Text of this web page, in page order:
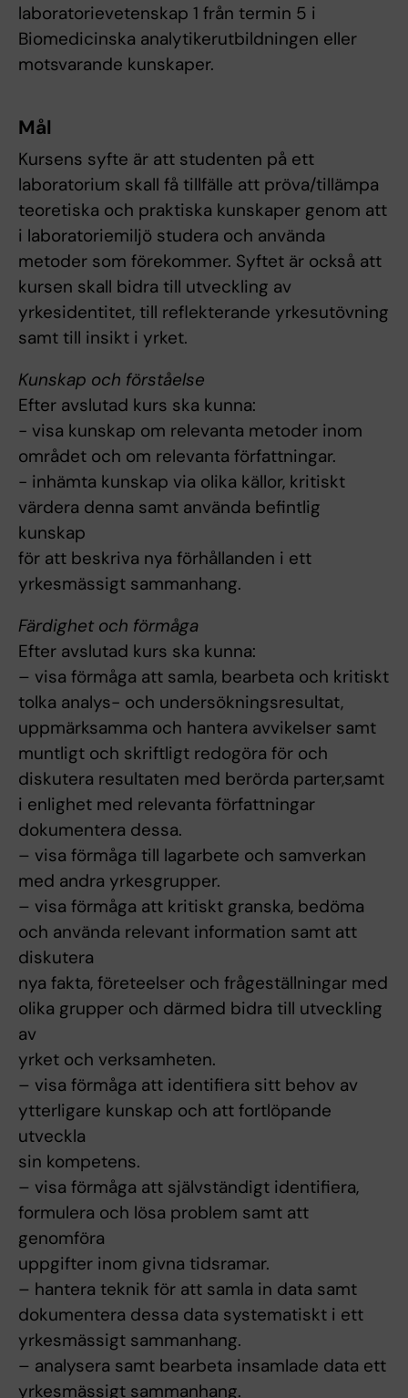
laboratorievetenskap 1 från termin 5 i
Biomedicinska analytikerutbildningen eller
motsvarande kunskaper.
Mål
Kursens syfte är att studenten på ett
laboratorium skall få tillfälle att pröva/tillämpa
teoretiska och praktiska kunskaper genom att
i laboratoriemiljö studera och använda
metoder som förekommer. Syftet är också att
kursen skall bidra till utveckling av
yrkesidentitet, till reflekterande yrkesutövning
samt till insikt i yrket.
Kunskap och förståelse
Efter avslutad kurs ska kunna:
- visa kunskap om relevanta metoder inom
området och om relevanta författningar.
- inhämta kunskap via olika källor, kritiskt
värdera denna samt använda befintlig
kunskap
för att beskriva nya förhållanden i ett
yrkesmässigt sammanhang.
Färdighet och förmåga
Efter avslutad kurs ska kunna:
– visa förmåga att samla, bearbeta och kritiskt
tolka analys- och undersökningsresultat,
uppmärksamma och hantera avvikelser samt
muntligt och skriftligt redogöra för och
diskutera resultaten med berörda parter,samt
i enlighet med relevanta författningar
dokumentera dessa.
– visa förmåga till lagarbete och samverkan
med andra yrkesgrupper.
– visa förmåga att kritiskt granska, bedöma
och använda relevant information samt att
diskutera
nya fakta, företeelser och frågeställningar med
olika grupper och därmed bidra till utveckling
av
yrket och verksamheten.
– visa förmåga att identifiera sitt behov av
ytterligare kunskap och att fortlöpande
utveckla
sin kompetens.
– visa förmåga att självständigt identifiera,
formulera och lösa problem samt att
genomföra
uppgifter inom givna tidsramar.
– hantera teknik för att samla in data samt
dokumentera dessa data systematiskt i ett
yrkesmässigt sammanhang.
– analysera samt bearbeta insamlade data ett
yrkesmässigt sammanhang.